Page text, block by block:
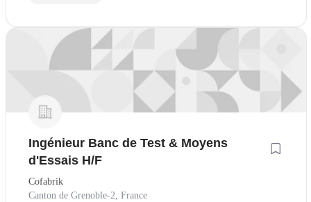
Ingénieur Banc de Test & Moyens
d'Essais H/F
Cofabrik
Canton de Grenoble-2, France